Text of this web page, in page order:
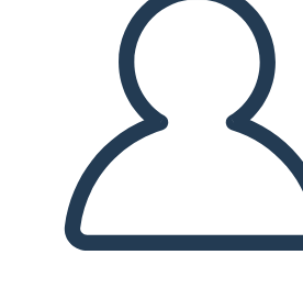
SLIDESHOW
READ TO ME